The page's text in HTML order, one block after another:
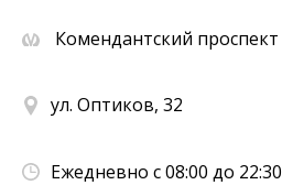
Комендантский
ул. Оптиков, 32
Ежедневно с 08:00 до 22:30